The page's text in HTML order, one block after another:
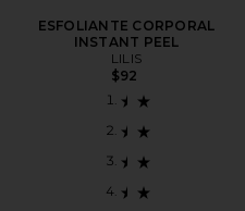
ESFOLIANTE CORPORAL
INSTANT PEEL
LILIS
$92